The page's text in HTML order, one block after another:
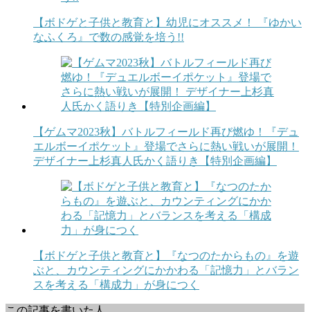
【ボドゲと子供と教育と】幼児にオススメ！ 『ゆかい
なふくろ』で数の感覚を培う!!
【ゲムマ2023秋】バトルフィールド再び燃ゆ！『デュ
エルボーイポケット』登場でさらに熱い戦いが展開！
デザイナー上杉真人氏かく語りき【特別企画編】
【ボドゲと子供と教育と】『なつのたからもの』を遊
ぶと、カウンティングにかかわる「記憶力」とバラン
スを考える「構成力」が身につく